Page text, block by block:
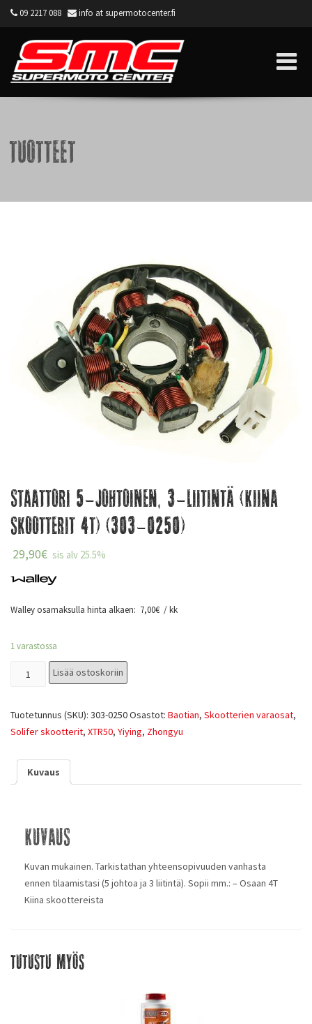
09 2217 088 info at supermotocenter.fi
Tuotteet
Staattori 5-johtoinen, 3-liitintä (Kiina
skootterit 4T) (303-0250)
29,90€ sis alv 25.5%
Walley osamaksulla hinta alkaen: 7,00€ / kk
1 varastossa
Lisää ostoskoriin
Tuotetunnus (SKU): 303-0250Osastot: Baotian, Skootterien varaosat,
Solifer skootterit, XTR50, Yiying, Zhongyu
Kuvaus
Kuvaus
Kuvan mukainen. Tarkistathan yhteensopivuuden vanhasta
ennen tilaamistasi (5 johtoa ja 3 liitintä). Sopii mm.: – Osaan 4T
Kiina skoottereista
Tutustu myös